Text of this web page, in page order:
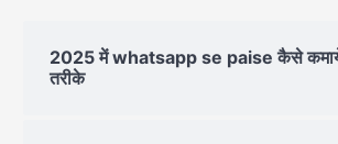
2025 में whatsapp se paise कैसे
तरीके